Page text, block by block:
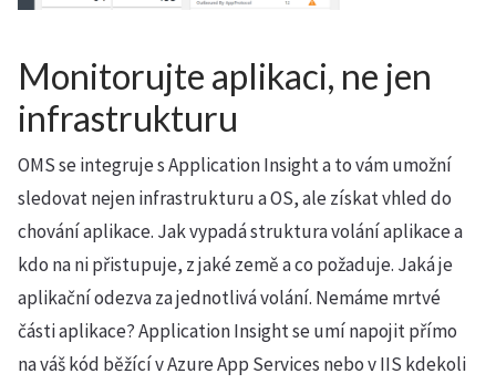
Monitorujte aplikaci, ne jen
infrastrukturu
OMS se integruje s Application Insight a to vám umožní
sledovat nejen infrastrukturu a OS, ale získat vhled do
chování aplikace. Jak vypadá struktura volání aplikace a
kdo na ni přistupuje, z jaké země a co požaduje. Jaká je
aplikační odezva za jednotlivá volání. Nemáme mrtvé
části aplikace? Application Insight se umí napojit přímo
na váš kód běžící v Azure App Services nebo v IIS kdekoli